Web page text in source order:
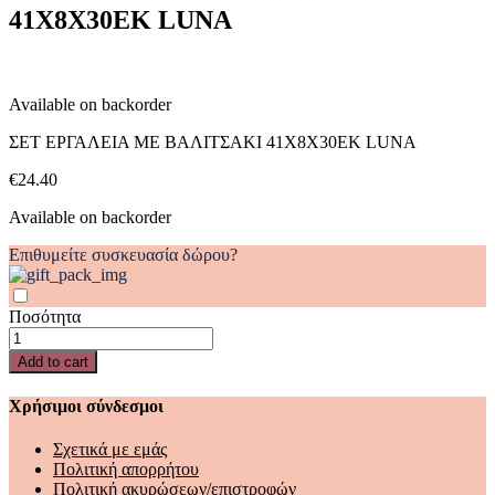
LUNA
quantity
41Χ8Χ30ΕΚ LUNA
Available on backorder
ΣΕΤ ΕΡΓΑΛΕΙΑ ΜΕ ΒΑΛΙΤΣΑΚΙ 41Χ8Χ30ΕΚ LUNA
€24.40
Available on backorder
Επιθυμείτε συσκευασία δώρου?
Ποσότητα
ΣΕΤ
ΕΡΓΑΛΕΙΑ
ΜΕ
ΒΑΛΙΤΣΑΚΙ
41Χ8Χ30ΕΚ
quantity
Add to cart
Χρήσιμοι σύνδεσμοι
Σχετικά με εμάς
Πολιτική απορρήτου
Πολιτική ακυρώσεων/επιστροφών